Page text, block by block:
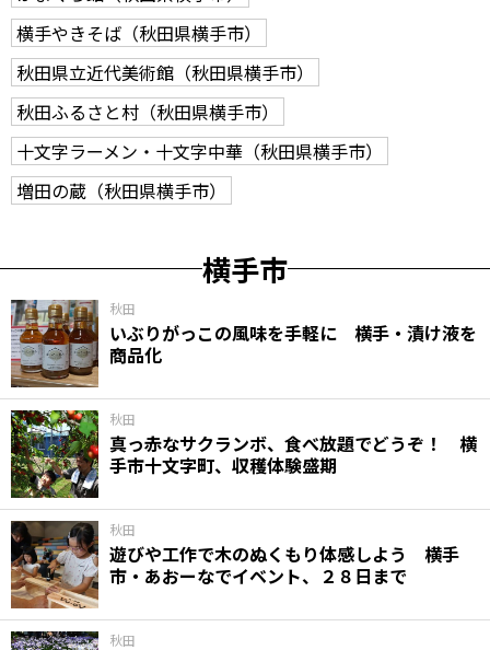
横手やきそば（秋田県横手市）
秋田県立近代美術館（秋田県横手市）
秋田ふるさと村（秋田県横手市）
十文字ラーメン・十文字中華（秋田県横手市）
増田の蔵（秋田県横手市）
横手市
秋田
いぶりがっこの風味を手軽に 横手・漬け液を
商品化
秋田
真っ赤なサクランボ、食べ放題でどうぞ！ 横
手市十文字町、収穫体験盛期
秋田
遊びや工作で木のぬくもり体感しよう 横手
市・あおーなでイベント、２８日まで
秋田